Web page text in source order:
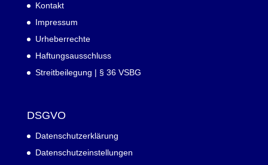
Kontakt
Impressum
Urheberrechte
Haftungsausschluss
Streitbeilegung | § 36 VSBG
DSGVO
Datenschutzerklärung
Datenschutzeinstellungen